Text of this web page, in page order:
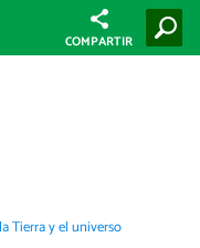
COMPARTIR
Tierra y el universo